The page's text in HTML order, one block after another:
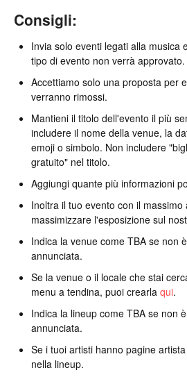
Consigli:
Invia solo eventi legati alla musica
tipo di evento non verrà approvato.
Accettiamo solo una proposta per
verranno rimossi.
Mantieni il titolo dell'evento il più
includere il nome della venue, la
emoji o simbolo. Non includere
gratuito" nel titolo.
Aggiungi quante più informazioni
Inoltra il tuo evento con il
massimizzare l'esposizione sul
Indica la venue come TBA se non
annunciata.
Se la venue o il locale che stai
menu a tendina, puoi crearla qui.
Indica la lineup come TBA se non
annunciata.
Se i tuoi artisti hanno pagine
nella lineup.